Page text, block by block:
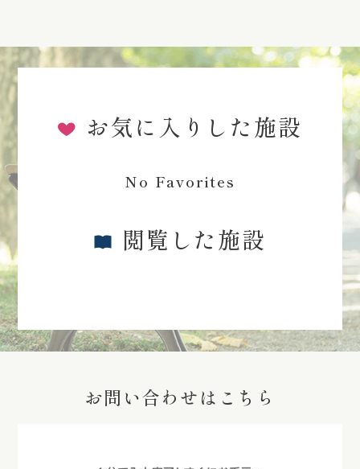
お気に入りした施設
No Favorites
閲覧した施設
お問い合わせはこちら